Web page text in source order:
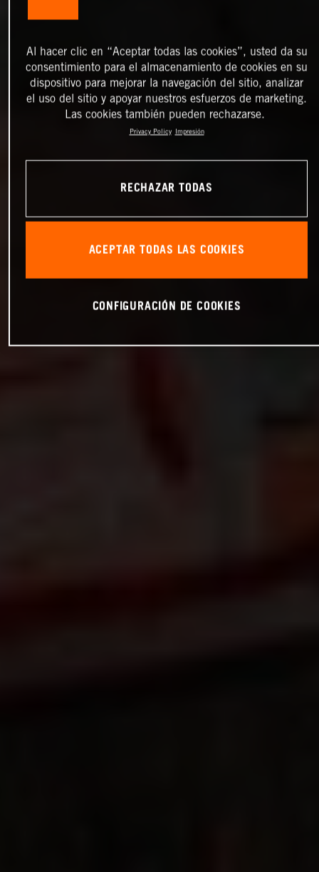
Al hacer clic en “Aceptar todas las cookies”, usted da su
consentimiento para el almacenamiento de cookies en su
dispositivo para mejorar la navegación del sitio, analizar
el uso del sitio y apoyar nuestros esfuerzos de marketing.
Las cookies también pueden rechazarse.
Privacy Policy Impresión
RECHAZAR TODAS
ACEPTAR TODAS LAS COOKIES
CONFIGURACIÓN DE COOKIES